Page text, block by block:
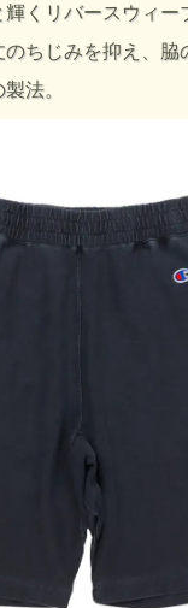
下(cm)
平置きで
22
サイズではなく、
誤差が生じる場合が
容範囲としており
がございます。
写真と実際の商品
くリバースウィー
ちじみを抑え、脇
法。